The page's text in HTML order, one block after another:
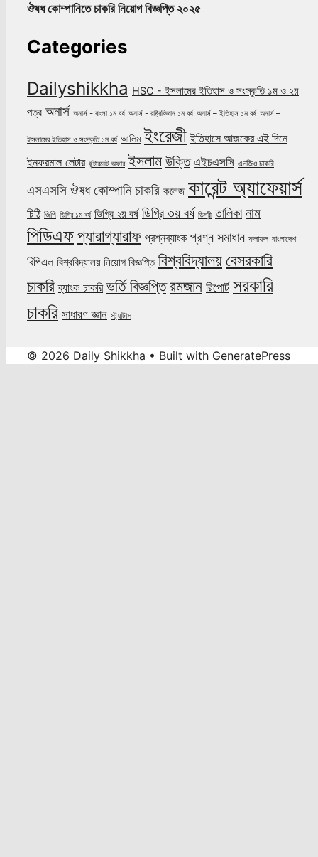
ঔষধ কোম্পানিতে চাকরি নিয়োগ বিজ্ঞপ্তি ২০২৫
Categories
Dailyshikkha HSC - ইসলামের ইতিহাস ও সংস্কৃতি ১ম ও ২য়
পত্র অনার্স অনার্স - বাংলা ১ম বর্ষ অনার্স - রাষ্ট্রবিজ্ঞান ১ম বর্ষ অনার্স – ইতিহাস ১ম বর্ষ অনার্স –
ইসলামের ইতিহাস ও সংস্কৃতি ১ম বর্ষ আলিম ইংরেজী ইতিহাসে আজকের এই দিনে
ইনফরমাল লেটার ইন্টারনেট অফার ইসলাম উক্তি এইচএসসি এনজিও চাকরি
এসএসসি ঔষধ কোম্পানি চাকরি কলেজ কারেন্ট অ্যাফেয়ার্স
চিঠি জিপি ডিগ্রি ১ম বর্ষ ডিগ্রি ২য় বর্ষ ডিগ্রি ৩য় বর্ষ ডিগ্রী তালিকা নাম
পিডিএফপ্যারাগ্যারাফ প্রশ্নব্যাংক প্রশ্ন সমাধান ফলাফল বাংলাদেশ
বিপিএল বিশ্ববিদ্যালয় নিয়োগ বিজ্ঞপ্তি বিশ্ববিদ্যালয়বেসরকারি
চাকরি ব্যাংক চাকরি ভর্তি বিজ্ঞপ্তিরমজান রিপোর্ট সরকারি
চাকরি সাধারণ জ্ঞান স্ট্যাটাস
© 2026 Daily Shikkha • Built with GeneratePress